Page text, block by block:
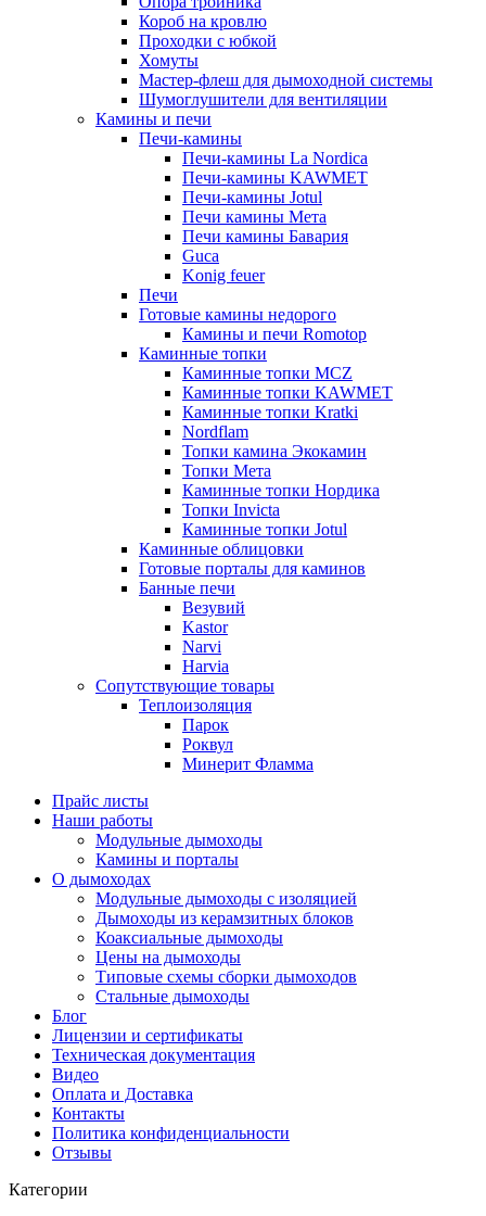
Короб на кровлю
Проходки с юбкой
Хомуты
Мастер-флеш для дымоходной системы
Шумоглушители для вентиляции
Камины и печи
Печи-камины
Печи-камины La Nordica
Печи-камины KAWMET
Печи-камины Jotul
Печи камины Мета
Печи камины Бавария
Guca
Konig feuer
Печи
Готовые камины недорого
Камины и печи Romotop
Каминные топки
Каминные топки MCZ
Каминные топки KAWMET
Каминные топки Kratki
Nordflam
Топки камина Экокамин
Топки Мета
Каминные топки Нордика
Топки Invicta
Каминные топки Jotul
Каминные облицовки
Готовые порталы для каминов
Банные печи
Везувий
Kastor
Narvi
Harvia
Сопутствующие товары
Теплоизоляция
Парок
Роквул
Минерит Фламма
Прайс листы
Наши работы
Модульные дымоходы
Камины и порталы
О дымоходах
Модульные дымоходы с изоляцией
Дымоходы из керамзитных блоков
Коаксиальные дымоходы
Цены на дымоходы
Типовые схемы сборки дымоходов
Стальные дымоходы
Блог
Лицензии и сертификаты
Техническая документация
Видео
Оплата и Доставка
Контакты
Политика конфиденциальности
Отзывы
Категории